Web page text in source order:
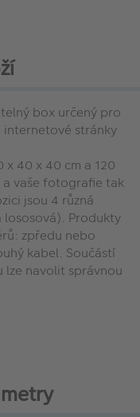
box určený pro
stránky
40 x 40 cm a 120
a vaše fotografie tak
jsou 4 různá
Produkty
zpředu nebo
kabel. Součástí
lze navolit správnou